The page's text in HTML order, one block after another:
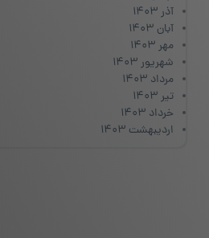
آذر ۱۴۰۳
آبان ۱۴۰۳
مهر ۱۴۰۳
شهریور ۱۴۰۳
مرداد ۱۴۰۳
تیر ۱۴۰۳
خرداد ۱۴۰۳
اردیبهشت ۱۴۰۳